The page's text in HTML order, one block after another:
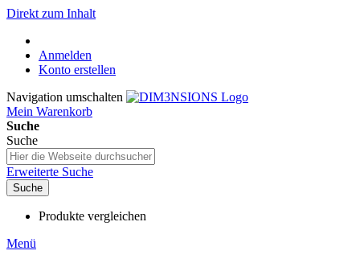
Direkt zum Inhalt
Anmelden
Konto erstellen
Navigation umschalten
Mein Warenkorb
Suche
Suche
Erweiterte Suche
Suche
Produkte vergleichen
Menü